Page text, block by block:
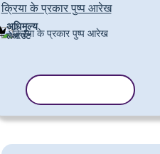
क्रिया के प्रकार पुष्प आरेख
अधिमूल्य
लेआउट